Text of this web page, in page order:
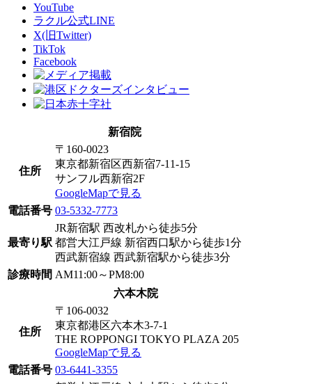
YouTube
ラクル公式LINE
X(旧Twitter)
TikTok
Facebook
新宿院
住所
〒160-0023
東京都新宿区西新宿7-11-15
サンフル西新宿2F
GoogleMapで見る
電話番号 03-5332-7773
最寄り駅
JR新宿駅 西改札から徒歩5分
都営大江戸線 新宿西口駅から徒歩1分
西武新宿線 西武新宿駅から徒歩3分
診療時間 AM11:00～PM8:00
六本木院
住所
〒106-0032
東京都港区六本木3-7-1
THE ROPPONGI TOKYO PLAZA 205
GoogleMapで見る
電話番号 03-6441-3355